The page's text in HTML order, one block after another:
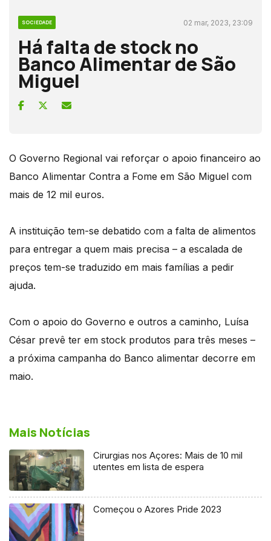
SOCIEDADE 02 mar, 2023, 23:09
Há falta de stock no
Banco Alimentar de São
Miguel
O Governo Regional vai reforçar o apoio financeiro ao
Banco Alimentar Contra a Fome em São Miguel com
mais de 12 mil euros.
A instituição tem-se debatido com a falta de alimentos
para entregar a quem mais precisa – a escalada de
preços tem-se traduzido em mais famílias a pedir
ajuda.
Com o apoio do Governo e outros a caminho, Luísa
César prevê ter em stock produtos para três meses –
a próxima campanha do Banco alimentar decorre em
maio.
Mais Notícias
Cirurgias nos Açores: Mais de 10 mil
utentes em lista de espera
Começou o Azores Pride 2023